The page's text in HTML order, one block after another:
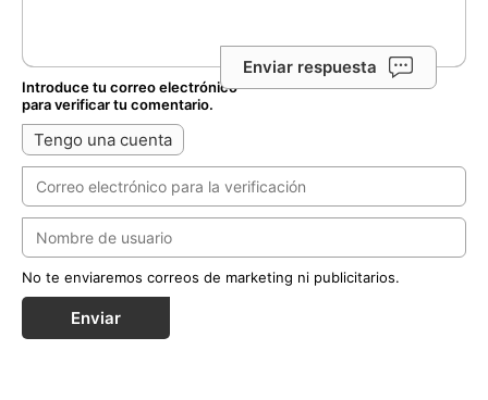
Enviar respuesta
Introduce tu correo electrónico
para verificar tu comentario.
Tengo una cuenta
No te enviaremos correos de marketing ni publicitarios.
Enviar